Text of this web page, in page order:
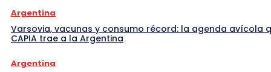
Argentina
Varsovia, vacunas y consumo récord: la agenda avícola
CAPIA trae a la Argentina
Argentina